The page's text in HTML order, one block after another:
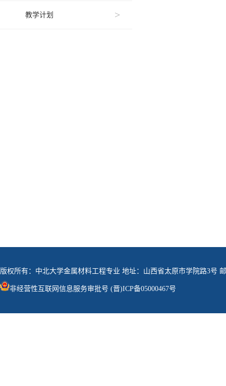
教学计划 >
版权所有：中北大学金属材料工程专业 地址：山西省太原市学院路3号
非经营性互联网信息服务审批号 (晋)ICP备05000467号